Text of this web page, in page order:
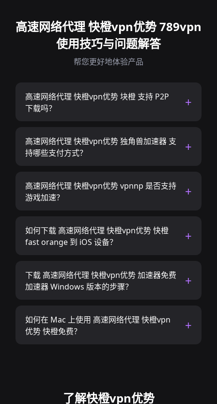
高速网络代理 快橙vpn优势 789vpn
使用技巧与问题解答
帮您更好地体验产品
高速网络代理 快橙vpn优势 块橙 支持 P2P
下载吗？
高速网络代理 快橙vpn优势 独角兽加速器 支
持哪些支付方式？
高速网络代理 快橙vpn优势 vpnnp 是否支持
游戏加速？
如何下载 高速网络代理 快橙vpn优势 快橙
fast orange 到 iOS 设备？
下载 高速网络代理 快橙vpn优势 加速器免费
加速器 Windows 版本的步骤？
如何在 Mac 上使用 高速网络代理 快橙vpn
优势 快橙免费？
了解快橙vpn优势